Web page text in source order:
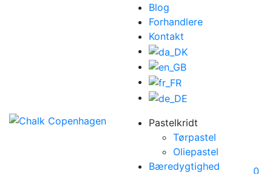
Blog
Forhandlere
Kontakt
Pastelkridt
Tørpastel
Oliepastel
Bæredygtighed
0